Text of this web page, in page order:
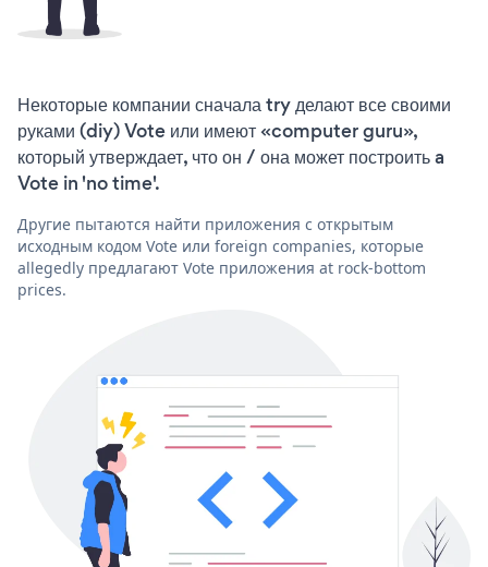
Некоторые компании сначала try делают все своими
руками (diy) Vote или имеют «computer guru»,
который утверждает, что он / она может построить a
Vote in 'no time'.
Другие пытаются найти приложения с открытым
исходным кодом Vote или foreign companies, которые
allegedly предлагают Vote приложения at rock-bottom
prices.